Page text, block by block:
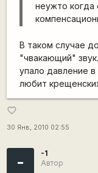
неужто когда
В таком случае
"чвакающий"
упало давление
любит
favorite_border
30 Янв, 2010 02:55
-
-1
Автор